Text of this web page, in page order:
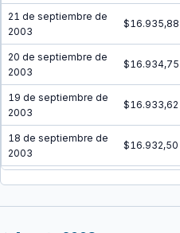
21 de septiembre de
2003
$16.935,88
20 de septiembre de
2003
$16.934,75
19 de septiembre de
2003
$16.933,62
18 de septiembre de
2003
$16.932,50
$16.931,37